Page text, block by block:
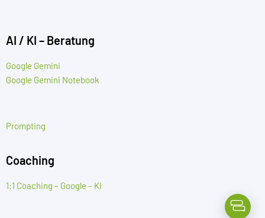
AI / KI – Beratung
Google Gemini
Google Gemini Notebook
Prompting
Coaching
1:1 Coaching – Google – KI